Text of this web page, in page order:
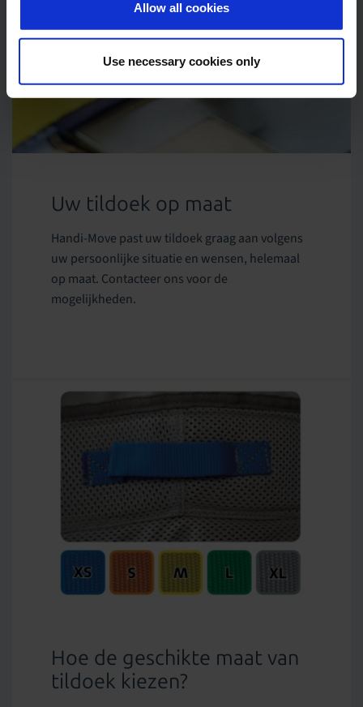
Allow all cookies
Use necessary cookies only
Uw tildoek op maat
Handi-Move past uw tildoek graag aan volgens
uw persoonlijke situatie en wensen, helemaal
op maat. Contacteer ons voor de
mogelijkheden.
Hoe de geschikte maat van
tildoek kiezen?